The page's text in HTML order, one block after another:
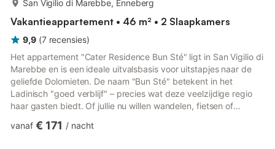
San Vigilio di Marebbe, Enneberg
Vakantieappartement • 46 m² • 2 Slaapkamers
9,9 (7 recensies)
Het appartement "Cater Residence Bun Sté" ligt in San Vigilio di
Marebbe en is een ideale uitvalsbasis voor uitstapjes naar de
geliefde Dolomieten. De naam "Bun Sté" betekent in het
Ladinisch "goed verblijf" – precies wat deze veelzijdige regio
haar gasten biedt. Of jullie nu willen wandelen, fietsen of
sneeuwschoenwandelen in de winter, hier beleven jullie
vanaf € 171 / nacht